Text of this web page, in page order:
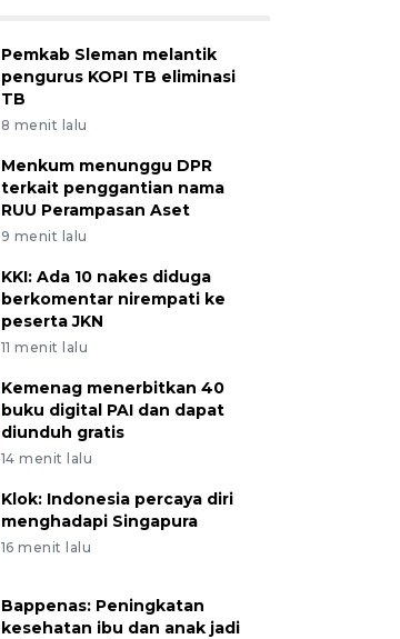
Pemkab Sleman melantik
pengurus KOPI TB eliminasi
TB
8 menit lalu
Menkum menunggu DPR
terkait penggantian nama
RUU Perampasan Aset
9 menit lalu
KKI: Ada 10 nakes diduga
berkomentar nirempati ke
peserta JKN
11 menit lalu
Kemenag menerbitkan 40
buku digital PAI dan dapat
diunduh gratis
14 menit lalu
Klok: Indonesia percaya diri
menghadapi Singapura
16 menit lalu
Bappenas: Peningkatan
kesehatan ibu dan anak jadi